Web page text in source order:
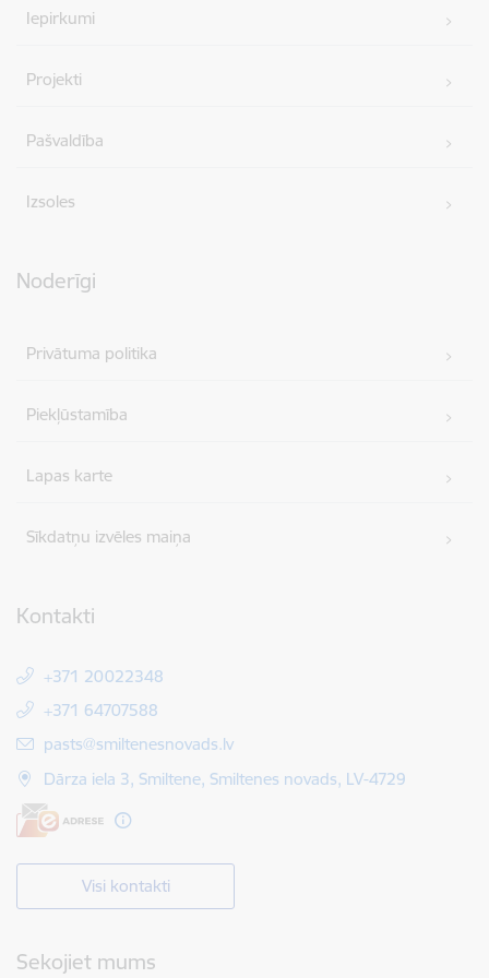
Iepirkumi
Projekti
Pašvaldība
Izsoles
Noderīgi
Privātuma politika
Piekļūstamība
Lapas karte
Sīkdatņu izvēles maiņa
Kontakti
+371 20022348
+371 64707588
E-pasts:
pasts@smiltenesnovads.lv
Dārza iela 3, Smiltene, Smiltenes novads, LV-4729
Visi kontakti
Sekojiet mums